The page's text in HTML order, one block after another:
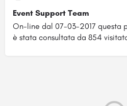
Event Support Team
On-line dal 07-03-2017 questa
è stata consultata da 854